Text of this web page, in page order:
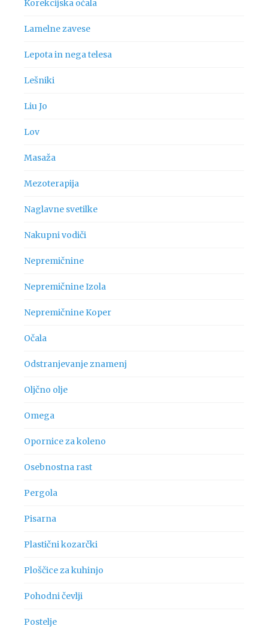
Korekcijska očala
Lamelne zavese
Lepota in nega telesa
Lešniki
Liu Jo
Lov
Masaža
Mezoterapija
Naglavne svetilke
Nakupni vodiči
Nepremičnine
Nepremičnine Izola
Nepremičnine Koper
Očala
Odstranjevanje znamenj
Oljčno olje
Omega
Opornice za koleno
Osebnostna rast
Pergola
Pisarna
Plastični kozarčki
Ploščice za kuhinjo
Pohodni čevlji
Postelje